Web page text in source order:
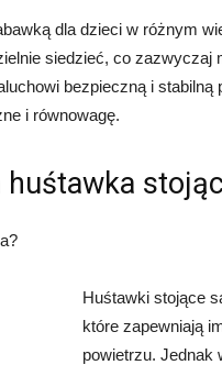
dla dzieci w różnym
siedzieć, co zazwyczaj
bezpieczną i stabilną
i równowagę.
Huśtawki stojące
które zapewniają
powietrzu. Jednak